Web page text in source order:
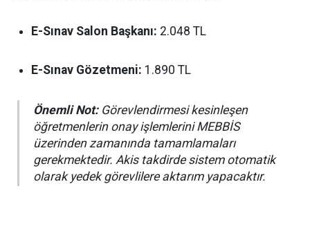
E-Sınav Salon Başkanı: 2.048 TL
E-Sınav Gözetmeni: 1.890 TL
Önemli Not:Görevlendirmesi kesinleşen
öğretmenlerin onay işlemlerini MEBBİS
üzerinden zamanında tamamlamaları
gerekmektedir. Akis takdirde sistem otomatik
olarak yedek görevlilere aktarım yapacaktır.